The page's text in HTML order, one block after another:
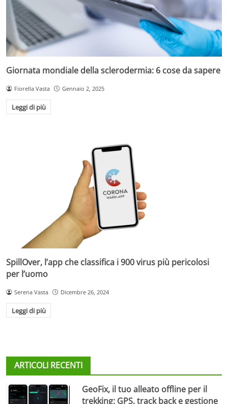
Giornata mondiale della sclerodermia: 6 cose da sapere
Fiorella Vasta Gennaio 2, 2025
Leggi di più
SpillOver, l’app che classifica i 900 virus più pericolosi
per l’uomo
Serena Vasta Dicembre 26, 2024
Leggi di più
ARTICOLI RECENTI
GeoFix, il tuo alleato offline per il
trekking: GPS, track back e gestione